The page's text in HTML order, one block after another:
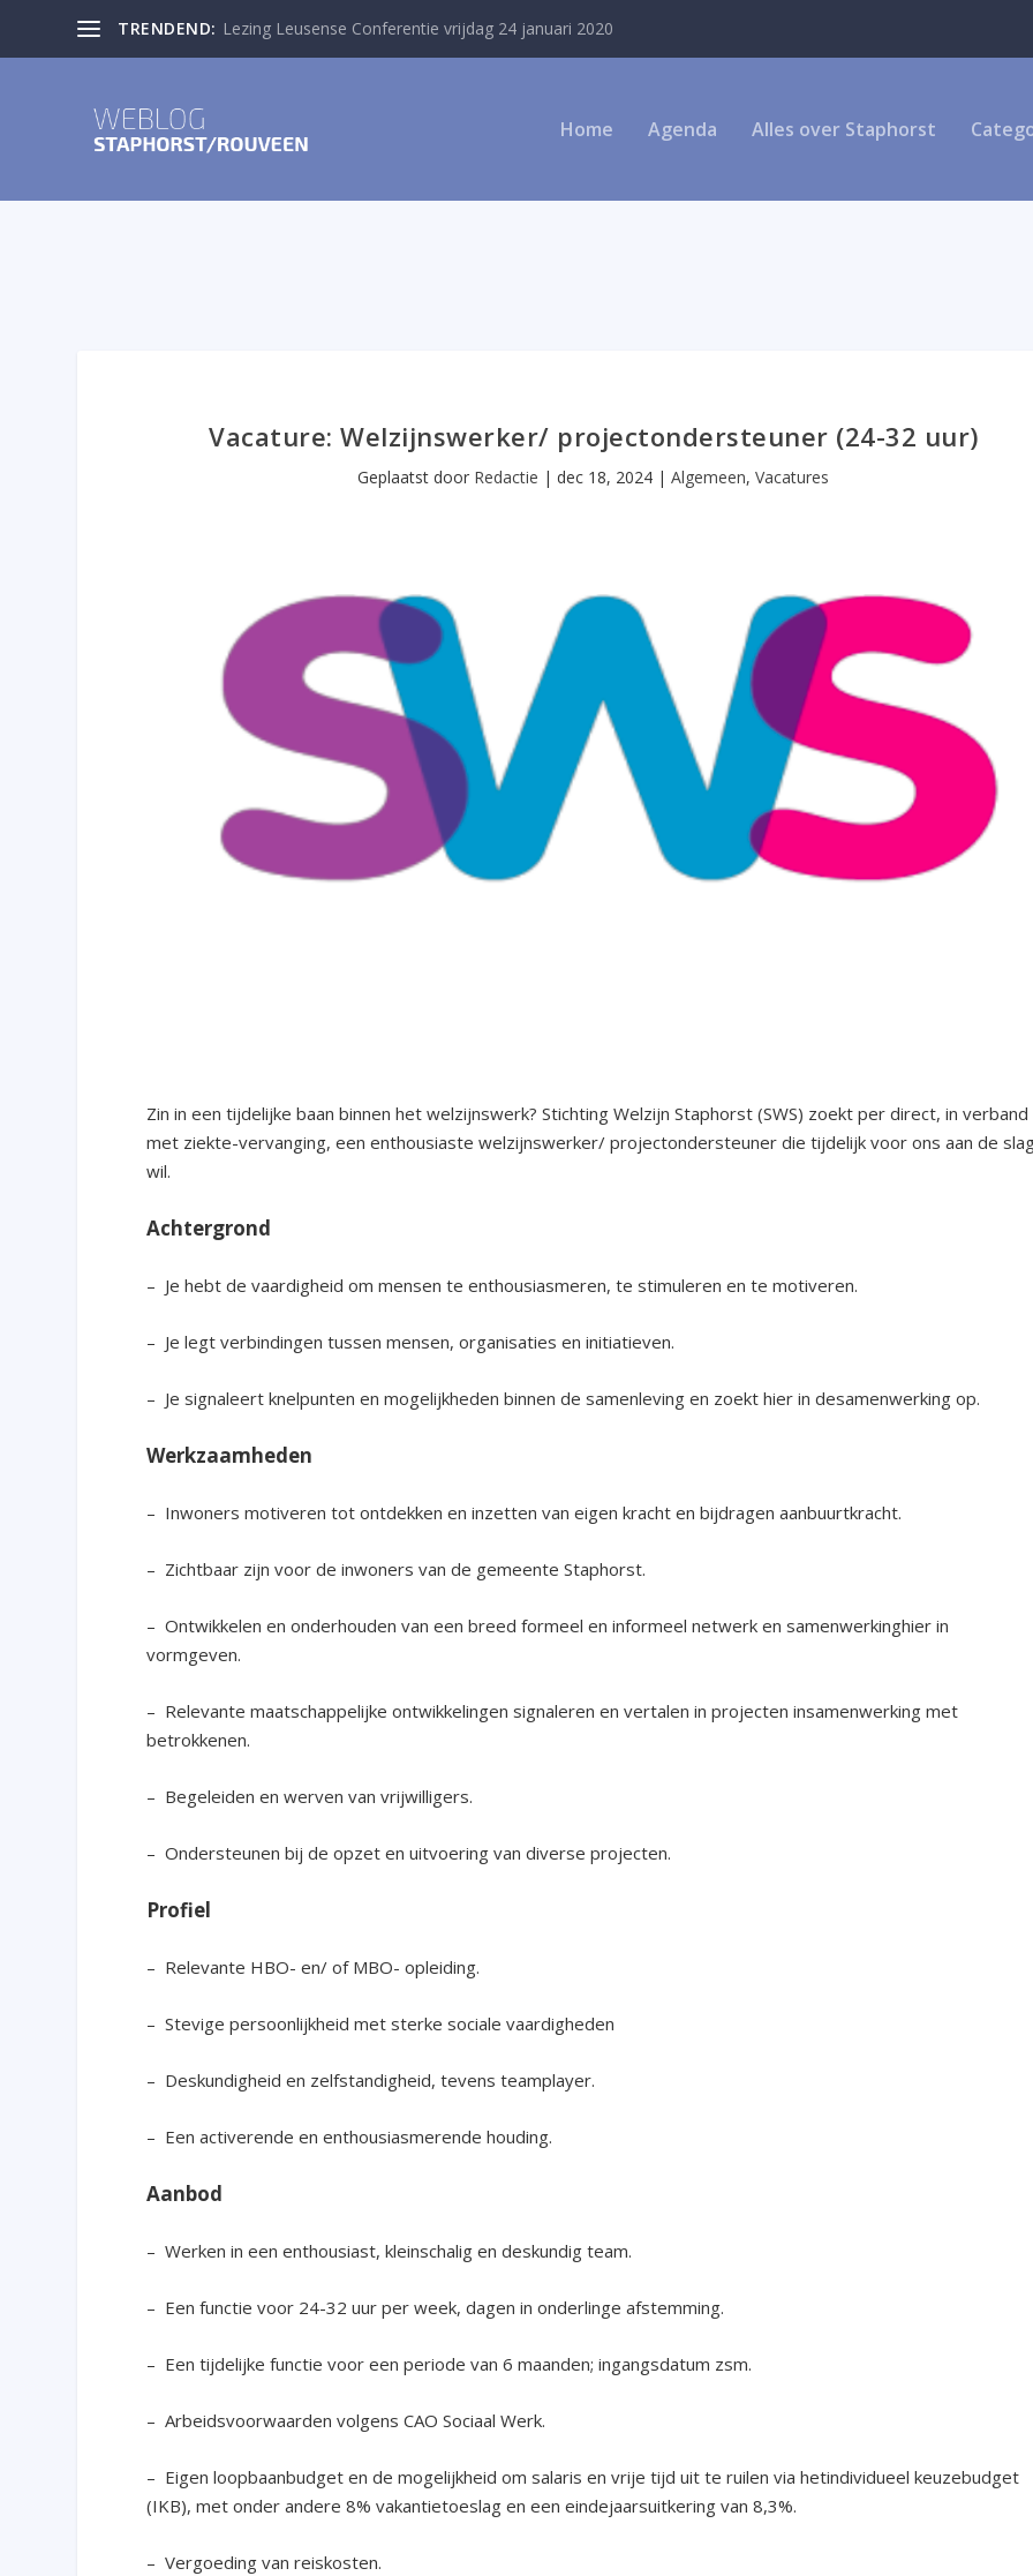
TRENDEND: Lezing Leusense Conferentie vrijdag 24 januari 2020
Home Agenda Alles over Staphorst
Vacature: Welzijnswerker/ projectondersteuner (24-32 uur)
Geplaatst door Redactie |dec 18, 2024 |Algemeen,Vacatures
Zin in een tijdelijke baan binnen het welzijnswerk? Stichting Welzijn Staphorst (SWS) zoekt per direct, in verband
met ziekte-vervanging, een enthousiaste welzijnswerker/ projectondersteuner die tijdelijk voor ons aan de
wil.
Achtergrond
– Je hebt de vaardigheid om mensen te enthousiasmeren, te stimuleren en te motiveren.
– Je legt verbindingen tussen mensen, organisaties en initiatieven.
– Je signaleert knelpunten en mogelijkheden binnen de samenleving en zoekt hier in desamenwerking op.
Werkzaamheden
– Inwoners motiveren tot ontdekken en inzetten van eigen kracht en bijdragen aanbuurtkracht.
– Zichtbaar zijn voor de inwoners van de gemeente Staphorst.
– Ontwikkelen en onderhouden van een breed formeel en informeel netwerk en samenwerkinghier in
vormgeven.
– Relevante maatschappelijke ontwikkelingen signaleren en vertalen in projecten insamenwerking met
betrokkenen.
– Begeleiden en werven van vrijwilligers.
– Ondersteunen bij de opzet en uitvoering van diverse projecten.
Profiel
– Relevante HBO- en/ of MBO- opleiding.
– Stevige persoonlijkheid met sterke sociale vaardigheden
– Deskundigheid en zelfstandigheid, tevens teamplayer.
– Een activerende en enthousiasmerende houding.
Aanbod
– Werken in een enthousiast, kleinschalig en deskundig team.
– Een functie voor 24-32 uur per week, dagen in onderlinge afstemming.
– Een tijdelijke functie voor een periode van 6 maanden; ingangsdatum zsm.
– Arbeidsvoorwaarden volgens CAO Sociaal Werk.
– Eigen loopbaanbudget en de mogelijkheid om salaris en vrije tijd uit te ruilen via hetindividueel keuzebudget
(IKB), met onder andere 8% vakantietoeslag en een eindejaarsuitkering van 8,3%.
– Vergoeding van reiskosten.